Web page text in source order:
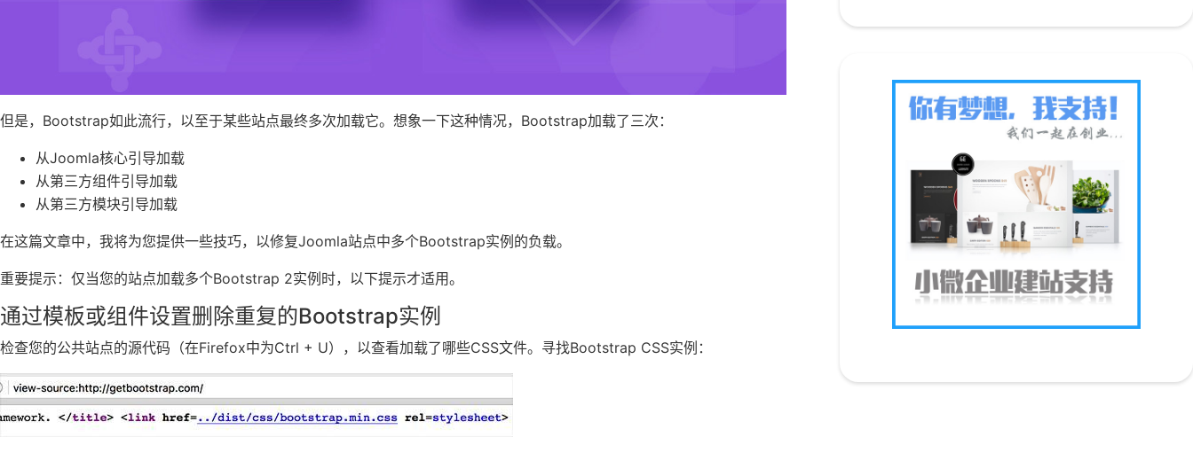
但是，Bootstrap如此流行，以至于某些站点最终多次加载它。想象一下这种情况，Bootstrap加载了三次：
从Joomla核心引导加载
从第三方组件引导加载
从第三方模块引导加载
在这篇文章中，我将为您提供一些技巧，以修复Joomla站点中多个Bootstrap实例的负载。
重要提示：仅当您的站点加载多个Bootstrap 2实例时，以下提示才适用。
通过模板或组件设置删除重复的Bootstrap实例
检查您的公共站点的源代码（在Firefox中为Ctrl + U），以查看加载了哪些CSS文件。寻找Bootstrap CSS实例：